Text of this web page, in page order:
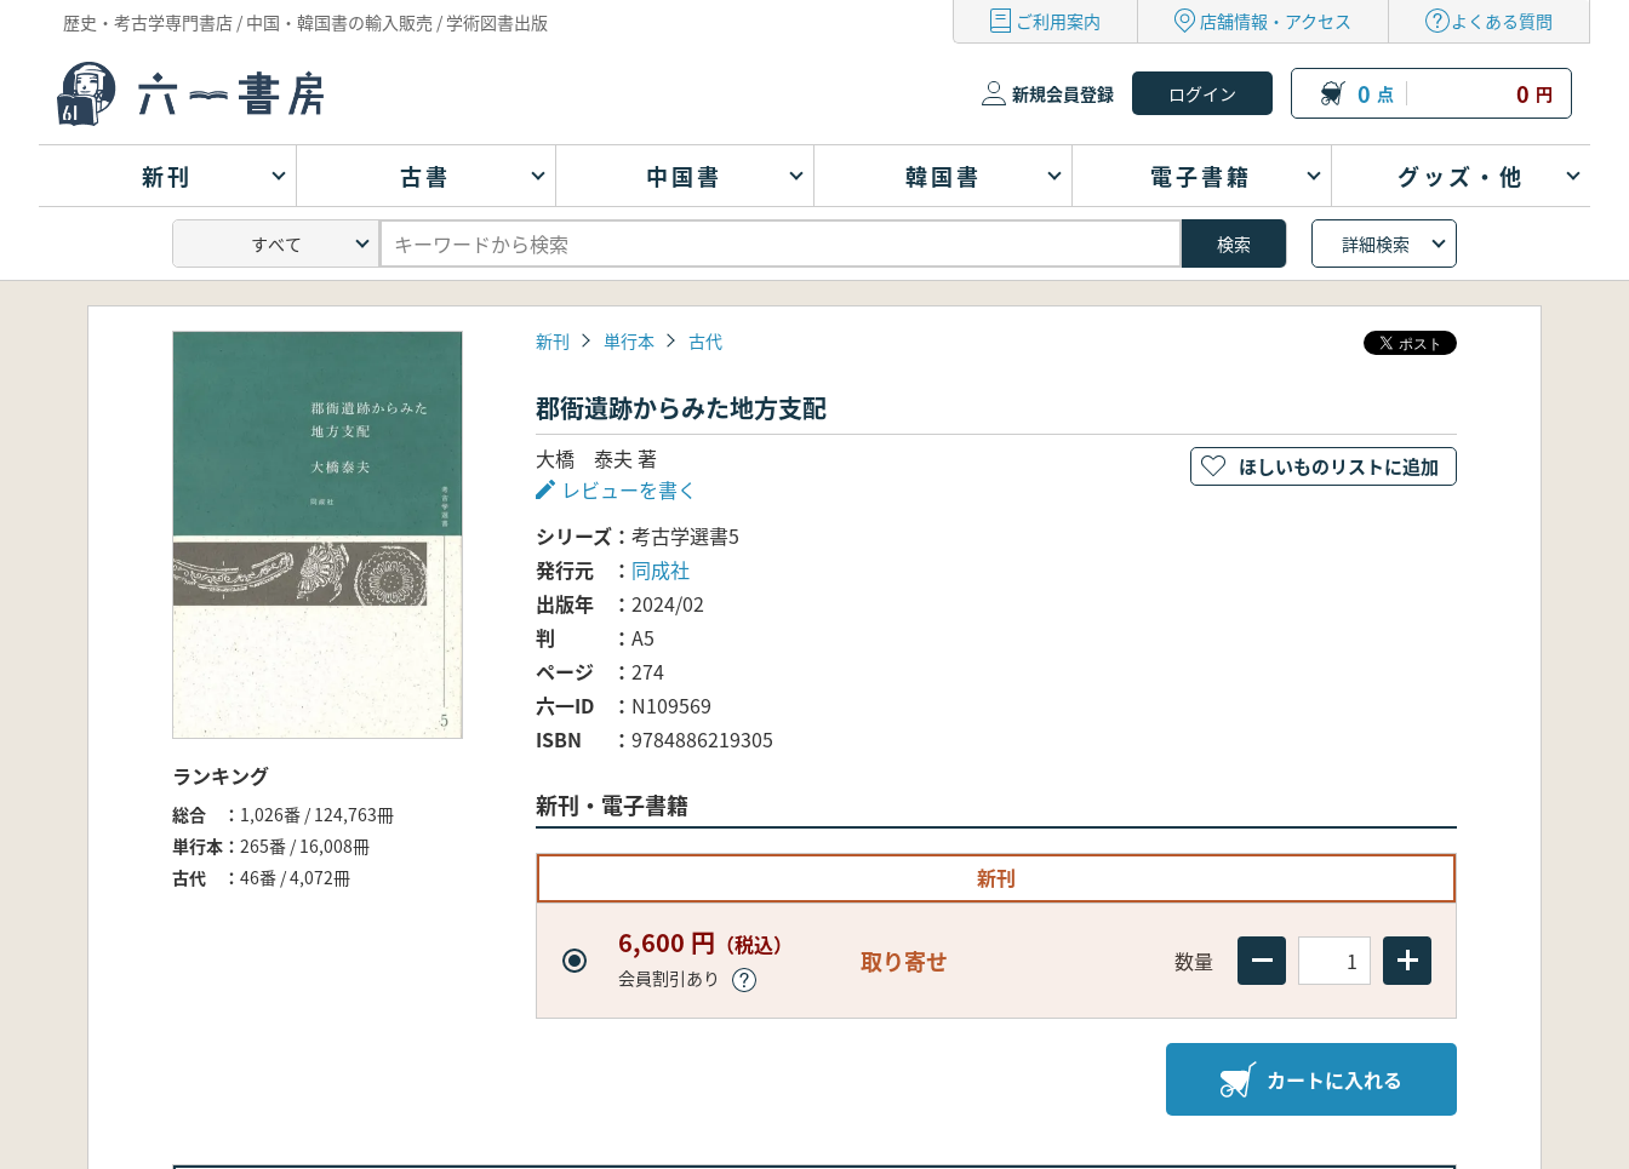
歴史・考古学専門書店 / 中国・韓国書の輸入販売 / 学術図書出版 ご利用案内 店舗情報・アクセス よくある質問
新規会員登録 0 点 0 円
新刊 古書 中国書 韓国書 電子書籍 グッズ・他
詳細検索
ランキング
総合
1,026番 / 124,763冊
単行本
265番 / 16,008冊
古代
46番 / 4,072冊
新刊 単行本 古代
郡衙遺跡からみた地方支配
大橋 泰夫 著
レビューを書く
シリーズ
考古学選書5
発行元
同成社
出版年
2024/02
判
A5
ページ
274
六一ID
N109569
ISBN
9784886219305
新刊・電子書籍
新刊
6,600 円 （税込）
会員割引あり
取り寄せ 数量
カートに入れる
ほしいものリストに追加